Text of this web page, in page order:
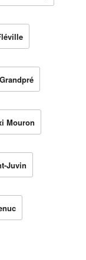
Mouron
Juvin